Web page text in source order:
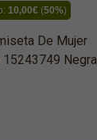
10,00€ (50%)
De Mujer
Negra